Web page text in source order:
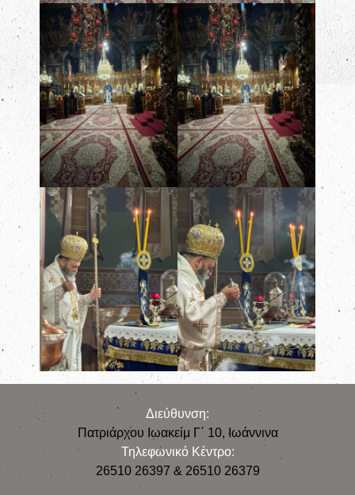
Διεύθυνση:
Πατριάρχου Ιωακείμ Γ΄ 10, Iωάννινα
Τηλεφωνικό Κέντρο:
26510 26397 & 26510 26379